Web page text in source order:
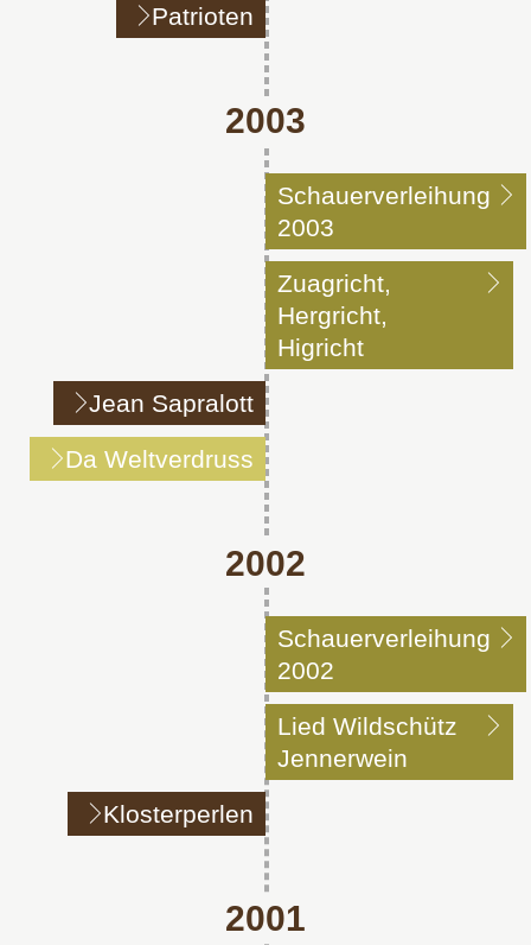
Patrioten
2003
Schauerverleihung
2003
Zuagricht,
Hergricht,
Higricht
Jean Sapralott
Da Weltverdruss
2002
Schauerverleihung
2002
Lied Wildschütz
Jennerwein
Klosterperlen
2001